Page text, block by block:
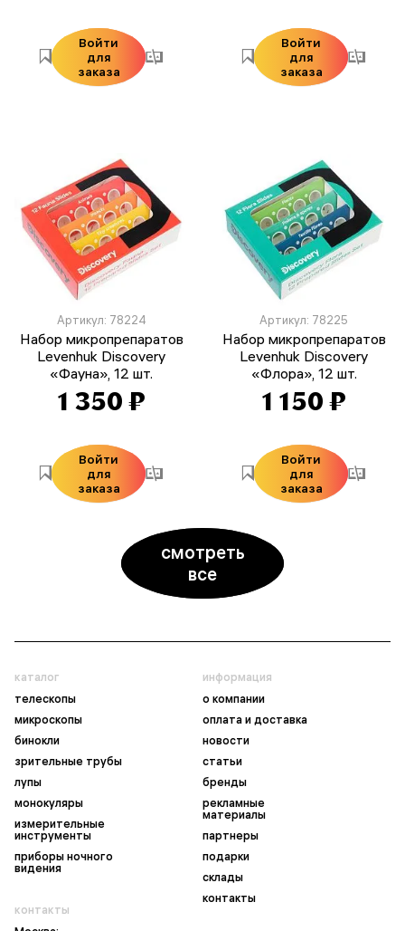
Войти
для
заказа
Войти
для
заказа
Артикул: 78224
Набор микропрепаратов
Levenhuk Discovery
«Фауна», 12 шт.
1 350 ₽
Войти
для
заказа
Артикул: 78225
Набор микропрепаратов
Levenhuk Discovery
«Флора», 12 шт.
1 150 ₽
Войти
для
заказа
смотреть
все
каталог
телескопы
микроскопы
бинокли
зрительные трубы
лупы
монокуляры
измерительные
инструменты
приборы ночного
видения
информация
о компании
оплата и доставка
новости
статьи
бренды
рекламные
материалы
партнеры
подарки
склады
контакты
контакты